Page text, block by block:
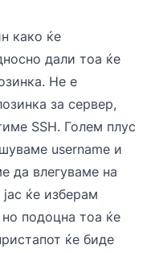
како ќе
дали тоа ќе
Не е
за сервер,
SSH. Голем плус
username и
да влегуваме на
ќе изберам
подоцна тоа ќе
ќе биде